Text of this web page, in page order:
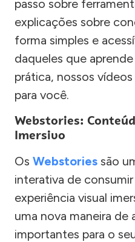
passo sobre
explicações sobre
forma simples e
daqueles que
prática, nossos
para você.
Webstories:
Imersivo
Os Webstories são
interativa de
experiência visual
uma nova maneira de
importantes para o